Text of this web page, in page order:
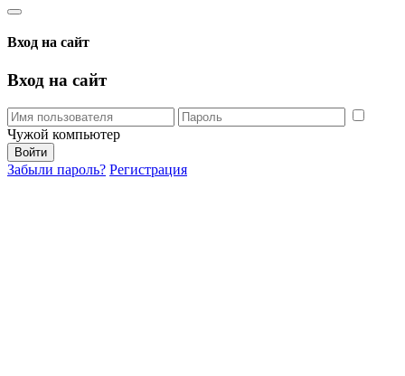
Вход на сайт
Вход на сайт
Чужой компьютер
Забыли пароль? Регистрация